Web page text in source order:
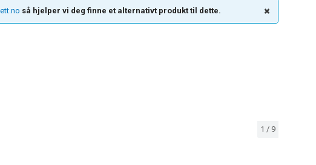
så hjelper vi deg finne et alternativt produkt til dette.
1 / 9